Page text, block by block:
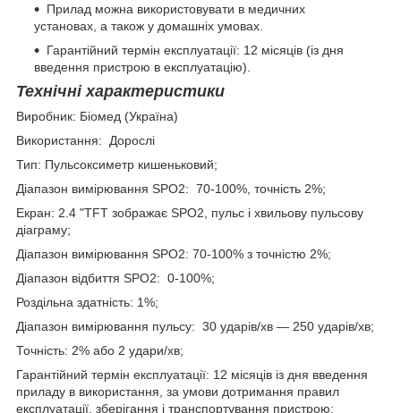
Прилад можна використовувати в медичних
установах, а також у домашніх умовах.
Гарантійний термін експлуатації: 12 місяців (із дня
введення пристрою в експлуатацію).
Технічні характеристики
Виробник: Біомед (Україна)
Використання: Дорослі
Тип: Пульсоксиметр кишеньковий;
Діапазон вимірювання SPO2: 70-100%, точність 2%;
Екран: 2.4 "TFT зображає SPO2, пульс і хвильову пульсову
діаграму;
Діапазон вимірювання SPO2: 70-100% з точністю 2%;
Діапазон відбиття SPO2: 0-100%;
Роздільна здатність: 1%;
Діапазон вимірювання пульсу: 30 ударів/хв — 250 ударів/хв;
Точність: 2% або 2 удари/хв;
Гарантійний термін експлуатації: 12 місяців із дня введення
приладу в використання, за умови дотримання правил
експлуатації, зберігання і транспортування пристрою;